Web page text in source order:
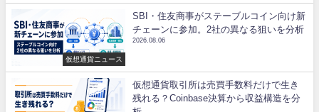
仮想通貨ニュース
SBI・住友商事がステーブルコイン向け新
チェーンに参加。2社の異なる狙いを分析
2026.08.06
仮想通貨取引所は売買手数料だけで生き
残れる？Coinbase決算から収益構造を分